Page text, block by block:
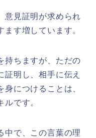
意見証明が求められ
す増しています。
持ちますが、ただの
証明し、相手に伝え
につけることは、
です。
中で、この言葉の理